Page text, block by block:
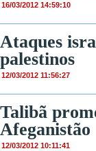
16/03/2012 14:59:10
Ataques
palestinos
12/03/2012 11:56:27
Talibã
Afeganistão
12/03/2012 10:11:41